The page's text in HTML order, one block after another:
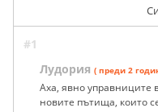
#1
Лудория ( преди 2
Аха, явно управниците
новите пътища, които